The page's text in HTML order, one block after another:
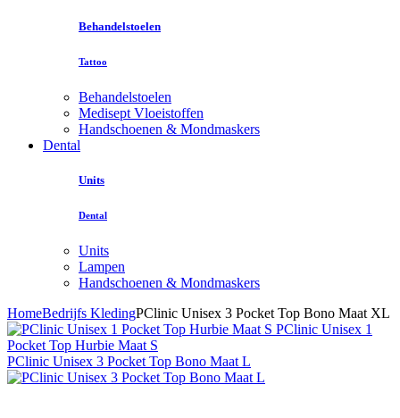
Behandelstoelen
Tattoo
Behandelstoelen
Medisept Vloeistoffen
Handschoenen & Mondmaskers
Dental
Units
Dental
Units
Lampen
Handschoenen & Mondmaskers
HomeBedrijfs KledingPClinic Unisex 3 Pocket Top Bono Maat XL
PClinic Unisex 1
Pocket Top Hurbie Maat S
PClinic Unisex 3 Pocket Top Bono Maat L